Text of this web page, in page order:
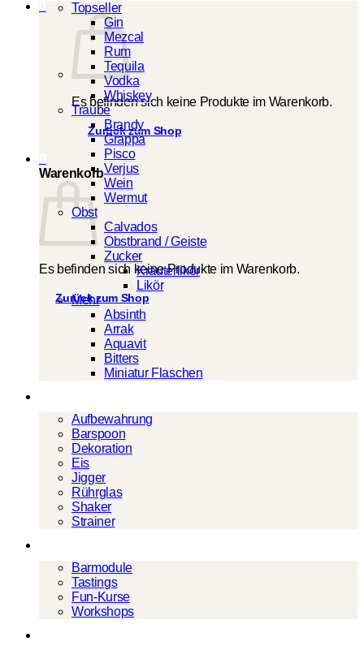
Es befinden sich keine Produkte im Warenkorb.
Zurück zum Shop
Warenkorb
Es befinden sich keine Produkte im Warenkorb.
Zurück zum Shop
Topseller
Gin
Mezcal
Rum
Tequila
Vodka
Whiskey
Traube
Brandy
Grappa
Pisco
Verjus
Wein
Wermut
Obst
Calvados
Obstbrand / Geiste
Zucker
Kräuterlikör
Likör
Mehr
Absinth
Arrak
Aquavit
Bitters
Miniatur Flaschen
Aufbewahrung
Barspoon
Dekoration
Eis
Jigger
Rührglas
Shaker
Strainer
Barmodule
Tastings
Fun-Kurse
Workshops